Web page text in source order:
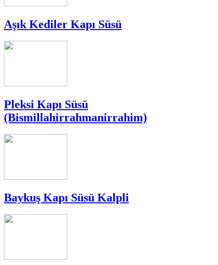
Aşık Kediler Kapı Süsü
Pleksi Kapı Süsü
(Bismillahirrahmanirrahim)
Baykuş Kapı Süsü Kalpli